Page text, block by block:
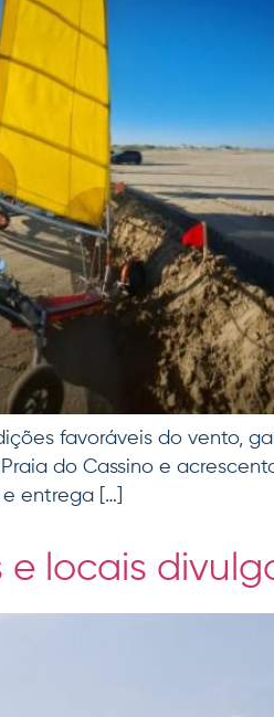
favoráveis do vento,
do Cassino e
entrega […]
e locais